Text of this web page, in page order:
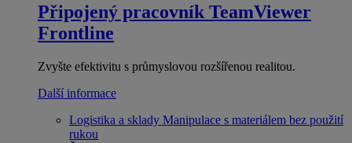
Připojený pracovník TeamViewer
Frontline
Zvyšte efektivitu s průmyslovou rozšířenou realitou.
Další informace
Logistika a sklady Manipulace s materiálem bez použití
rukou